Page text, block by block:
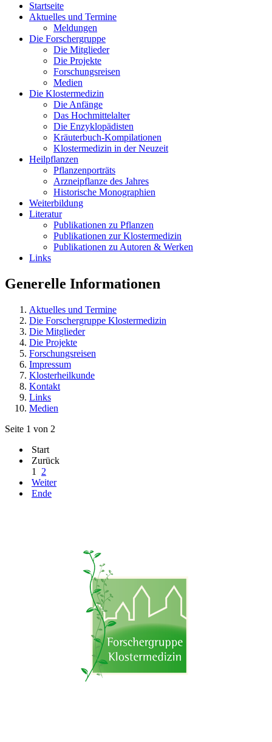
Startseite
Aktuelles und Termine
Meldungen
Die Forschergruppe
Die Mitglieder
Die Projekte
Forschungsreisen
Medien
Die Klostermedizin
Die Anfänge
Das Hochmittelalter
Die Enzyklopädisten
Kräuterbuch-Kompilationen
Klostermedizin in der Neuzeit
Heilpflanzen
Pflanzenporträts
Arzneipflanze des Jahres
Historische Monographien
Weiterbildung
Literatur
Publikationen zu Pflanzen
Publikationen zur Klostermedizin
Publikationen zu Autoren & Werken
Links
Generelle Informationen
Aktuelles und Termine
Die Forschergruppe Klostermedizin
Die Mitglieder
Die Projekte
Forschungsreisen
Impressum
Klosterheilkunde
Kontakt
Links
Medien
Seite 1 von 2
Start
Zurück
1
2
Weiter
Ende